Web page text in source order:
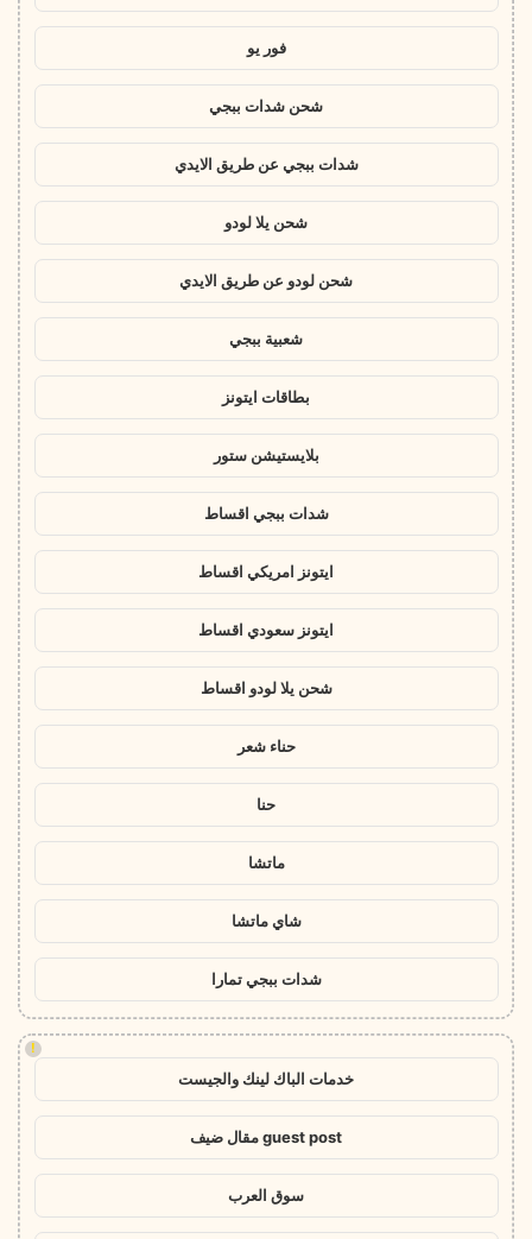
فور يو
شحن شدات ببجي
شدات ببجي عن طريق الايدي
شحن يلا لودو
شحن لودو عن طريق الايدي
شعبية ببجي
بطاقات ايتونز
بلايستيشن ستور
شدات ببجي اقساط
ايتونز امريكي اقساط
ايتونز سعودي اقساط
شحن يلا لودو اقساط
حناء شعر
حنا
ماتشا
شاي ماتشا
شدات ببجي تمارا
!
خدمات الباك لينك والجيست
guest post مقال ضيف
سوق العرب